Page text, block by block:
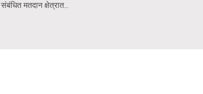
संबंधित मतदान क्षेत्रात...